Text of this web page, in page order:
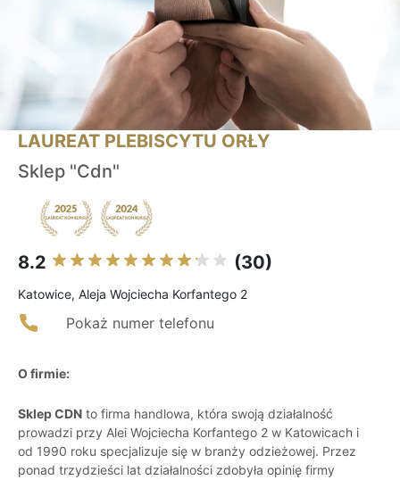
LAUREAT PLEBISCYTU ORŁY
Sklep "Cdn"
8.2 (30)
Katowice, Aleja Wojciecha Korfantego 2
Pokaż numer telefonu
O firmie:
Sklep CDN to firma handlowa, która swoją działalność
prowadzi przy Alei Wojciecha Korfantego 2 w Katowicach i
od 1990 roku specjalizuje się w branży odzieżowej. Przez
ponad trzydzieści lat działalności zdobyła opinię firmy